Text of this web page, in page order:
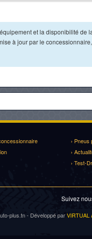
et la disponibilité de
à jour par le
›
›
› Test-
Suivez
plus.tn - Développé parVIRTUAL